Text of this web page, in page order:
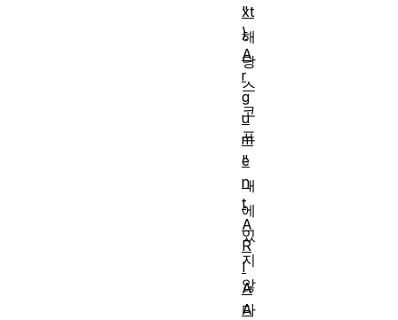
"
해
당
스
코
프
"
내
에
있
지
않
다
xt
)
A
r
g
u
m
e
n
t
A
R
I
A
A